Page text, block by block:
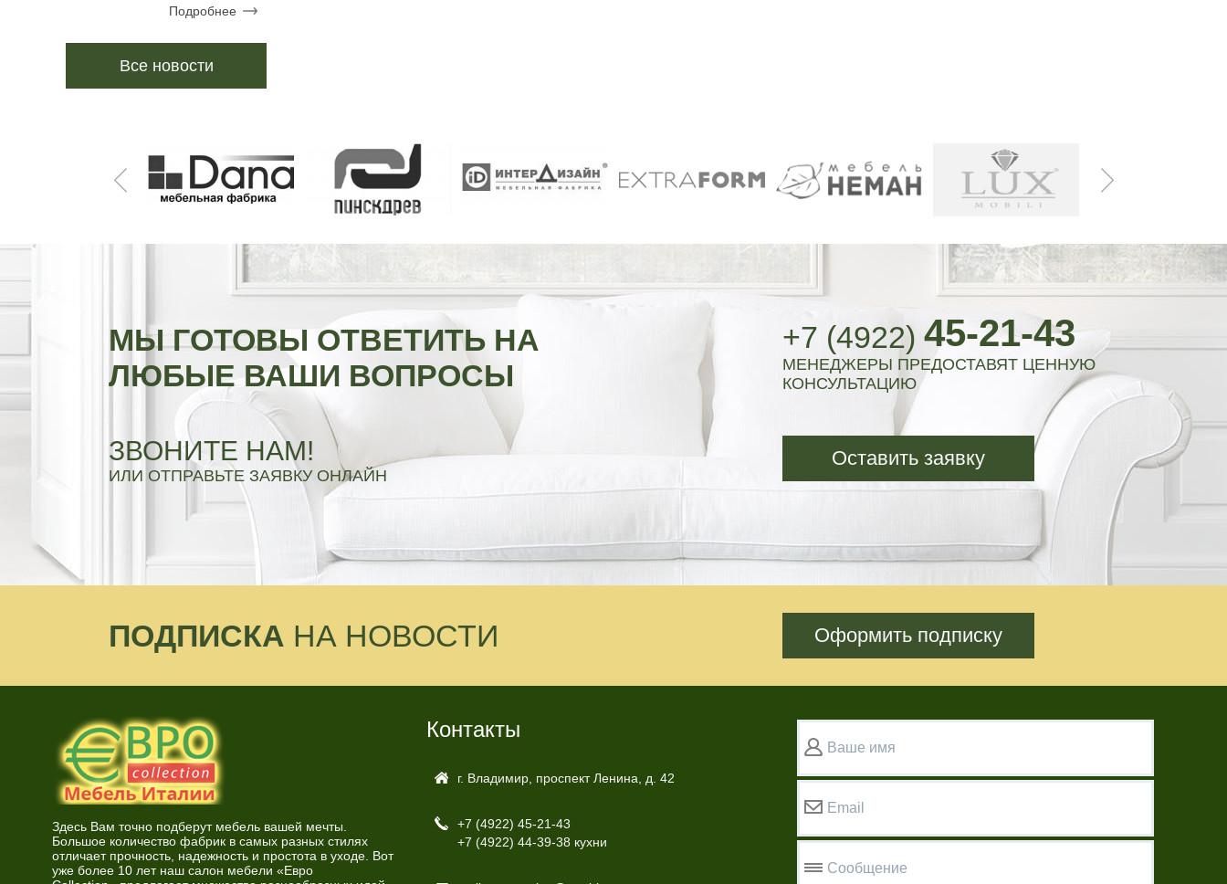
Подробнее
Все новости
МЫ ГОТОВЫ ОТВЕТИТЬ НА
ЛЮБЫЕ ВАШИ ВОПРОСЫ
ЗВОНИТЕ НАМ!
ИЛИ ОТПРАВЬТЕ ЗАЯВКУ ОНЛАЙН
+7 (4922) 45-21-43
МЕНЕДЖЕРЫ ПРЕДОСТАВЯТ ЦЕННУЮ
КОНСУЛЬТАЦИЮ
Оставить заявку
ПОДПИСКА НА НОВОСТИ Оформить подписку
Здесь Вам точно подберут мебель вашей мечты.
Большое количество фабрик в самых разных стилях
отличает прочность, надежность и простота в уходе. Вот
уже более 10 лет наш салон мебели «Евро
Контакты
г. Владимир, проспект Ленина, д. 42
+7 (4922) 45-21-43
+7 (4922) 44-39-38 кухни
Ваше имя
Email
Сообщение